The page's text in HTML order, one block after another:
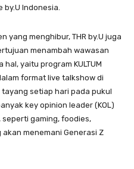
by.U Indonesia.
yang menghibur, THR by.U juga
menambah wawasan
yaitu program KULTUM
format live talkshow di
tayang setiap hari pada pukul
key opinion leader (KOL)
gaming, foodies,
menemani Generasi Z